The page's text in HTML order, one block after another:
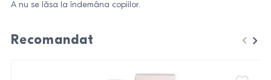
A nu se lăsa la îndemâna copiilor.
Recomandat